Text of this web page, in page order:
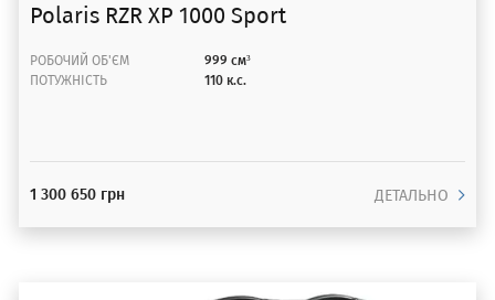
Polaris RZR XP 1000 Sport
РОБОЧИЙ ОБ'ЄМ
999 см³
ПОТУЖНІСТЬ
110 к.с.
1 300 650 грн ДЕТАЛЬНО